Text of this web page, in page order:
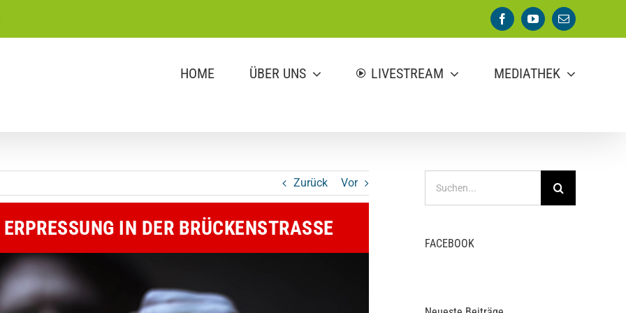
FacebookYouTube
E-
Mail
HOME ÜBER UNS LIVESTREAM MEDIATHEK
Zurück Vor
IN DER BRÜCKENSTRASSE
nach:
FACEBOOK